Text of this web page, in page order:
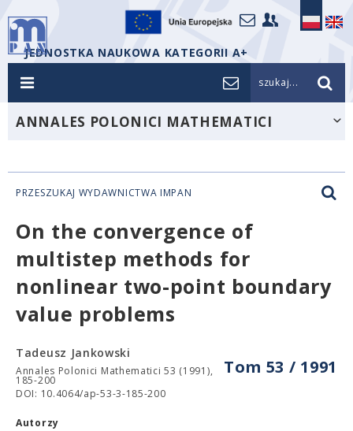
JEDNOSTKA NAUKOWA KATEGORII A+
szukaj...
ANNALES POLONICI MATHEMATICI
PRZESZUKAJ WYDAWNICTWA IMPAN
On the convergence of
multistep methods for
nonlinear two-point boundary
value problems
Tom 53 / 1991
Tadeusz Jankowski
Annales Polonici Mathematici 53 (1991),
185-200
DOI: 10.4064/ap-53-3-185-200
Autorzy